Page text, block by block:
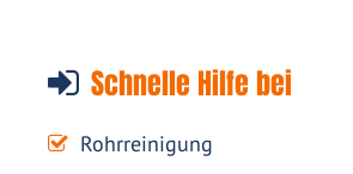
Schnelle Hilfe bei
Rohrreinigung